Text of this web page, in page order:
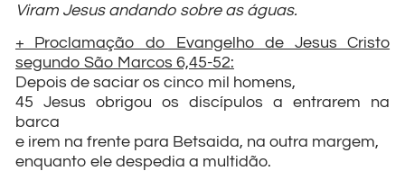
Viram Jesus andando sobre as águas.
+ Proclamação do Evangelho de Jesus Cristo
segundo São Marcos 6,45-52:
Depois de saciar os cinco mil homens,
45 Jesus obrigou os discípulos a entrarem na
barca
e irem na frente para Betsaida, na outra margem,
enquanto ele despedia a multidão.